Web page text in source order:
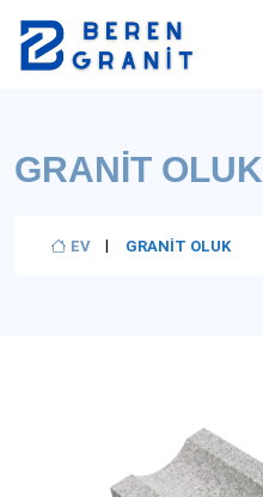
GRANIT OLUK
EV GRANIT OLUK